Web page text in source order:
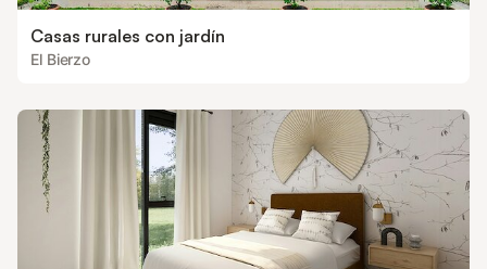
Casas rurales con jardín
El Bierzo